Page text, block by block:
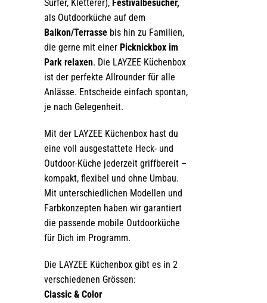
Surfer, Kletterer), Festivalbesucher,
als Outdoorküche auf dem
Balkon/Terrasse bis hin zu Familien,
die gerne mit einer Picknickbox im
Park relaxen. Die LAYZEE Küchenbox
ist der perfekte Allrounder für alle
Anlässe. Entscheide einfach spontan,
je nach Gelegenheit.
Mit der LAYZEE Küchenbox hast du
eine voll ausgestattete Heck- und
Outdoor-Küche jederzeit griffbereit –
kompakt, flexibel und ohne Umbau.
Mit unterschiedlichen Modellen und
Farbkonzepten haben wir garantiert
die passende mobile Outdoorküche
für Dich im Programm.
Die LAYZEE Küchenbox gibt es in 2
verschiedenen Grössen:
Classic & Color